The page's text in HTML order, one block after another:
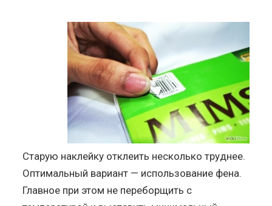
Старую наклейку отклеить несколько труднее.
Оптимальный вариант — использование фена.
Главное при этом не переборщить с